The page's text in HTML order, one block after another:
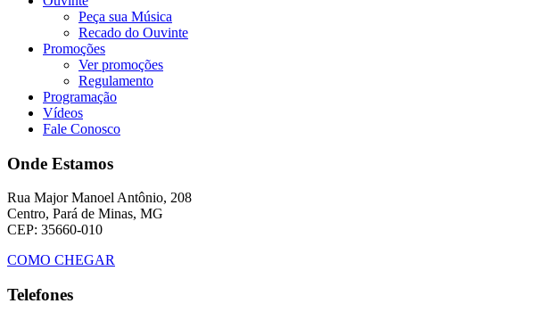
Peça sua Música
Recado do Ouvinte
Promoções
Ver promoções
Regulamento
Programação
Vídeos
Fale Conosco
Onde Estamos
Rua Major Manoel Antônio, 208
Centro, Pará de Minas, MG
CEP: 35660-010
COMO CHEGAR
Telefones